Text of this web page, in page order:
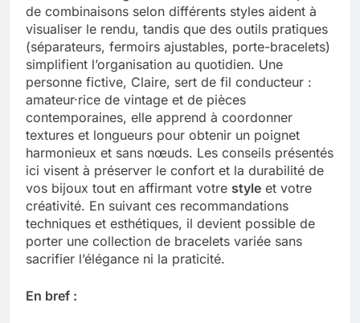
l’eucalyptus gunnii pour votre jardin
5 Mois Ago
À partir de quel montant la CAF porte
plainte : comprendre les seuils à
connaître
5 Mois Ago
Découvrir pourquoi des trous dans le
jardin sans monticule apparaissent et
comment les traiter
5 Mois Ago
de combinaisons selon différents styles aident à
visualiser le rendu, tandis que des outils pratiques
(séparateurs, fermoirs ajustables, porte-bracelets)
simplifient l’organisation au quotidien. Une
personne fictive, Claire, sert de fil conducteur :
amateur·rice de vintage et de pièces
contemporaines, elle apprend à coordonner
textures et longueurs pour obtenir un poignet
harmonieux et sans nœuds. Les conseils présentés
ici visent à préserver le confort et la durabilité de
vos bijoux tout en affirmant votre style et votre
créativité. En suivant ces recommandations
techniques et esthétiques, il devient possible de
porter une collection de bracelets variée sans
sacrifier l’élégance ni la praticité.
En bref :